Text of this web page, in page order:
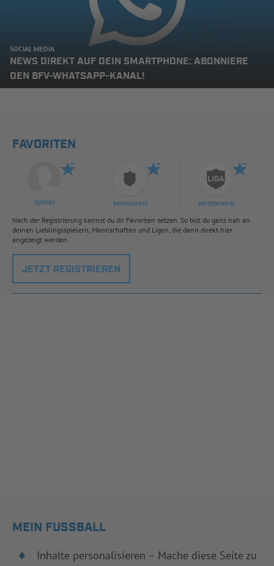
SOCIAL MEDIA
NEWS DIREKT AUF DEIN SMARTPHONE: ABONNIERE
DEN BFV-WHATSAPP-KANAL!
FAVORITEN
Spieler Mannschaft Wettbewerb
Nach der Registrierung kannst du dir Favoriten setzen. So bist du ganz nah an
deinen Lieblingsspielern, Mannschaften und Ligen, die dann direkt hier
angezeigt werden.
JETZT REGISTRIEREN
MEIN FUSSBALL
Inhalte personalisieren – Mache diese Seite zu